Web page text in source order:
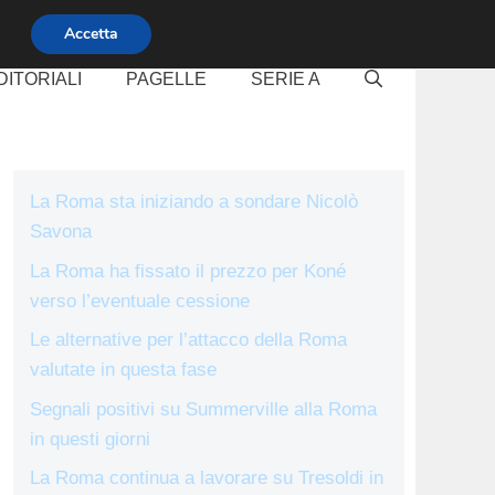
PAGELLE SERIE A
La Roma sta iniziando a sondare Nicolò
Savona
La Roma ha fissato il prezzo per Koné
verso l’eventuale cessione
Le alternative per l’attacco della Roma
valutate in questa fase
Segnali positivi su Summerville alla Roma
in questi giorni
La Roma continua a lavorare su Tresoldi in
Accetta